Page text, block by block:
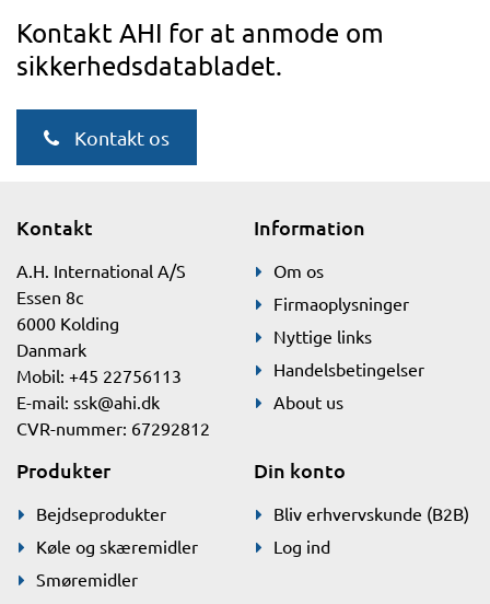
Kontakt AHI for at anmode om
sikkerhedsdatabladet.
Kontakt os
Kontakt
A.H. International A/S
Essen 8c
6000 Kolding
Danmark
Mobil: +45 22756113
E-mail: ssk@ahi.dk
CVR-nummer: 67292812
Information
Om os
Firmaoplysninger
Nyttige links
Handelsbetingelser
About us
Produkter
Bejdseprodukter
Køle og skæremidler
Smøremidler
Din konto
Bliv erhvervskunde (B2B)
Log ind